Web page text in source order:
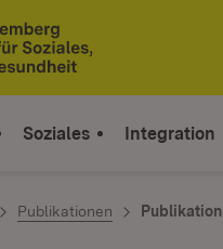
Soziales Integration
Publikationen Publikation